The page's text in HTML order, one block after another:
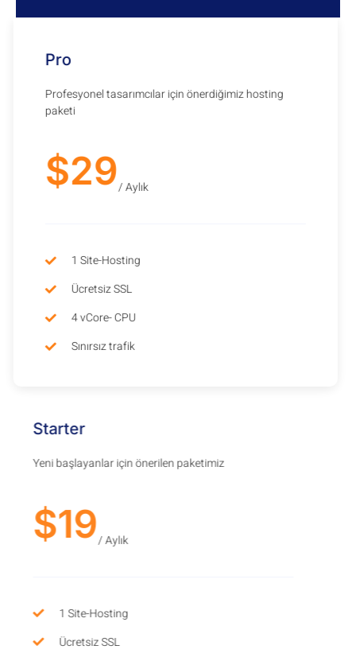
Pro
Profesyonel tasarımcılar için önerdiğimiz hosting
paketi
$29 / Aylık
1 Site-Hosting
Ücretsiz SSL
4 vCore- CPU
Sınırsız trafik
Starter
Yeni başlayanlar için önerilen paketimiz
$19/ Aylık
1 Site-Hosting
Ücretsiz SSL